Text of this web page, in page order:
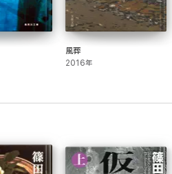
風葬
2016年